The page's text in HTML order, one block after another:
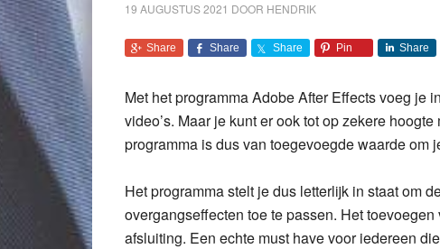
19 AUGUSTUS 2021 DOOR HENDRIK
Share Share Share Pin Share
Met het programma Adobe After Effects voeg je
video’s. Maar je kunt er ook tot op zekere
programma is dus van toegevoegde waarde om
Het programma stelt je dus letterlijk in staat om
overgangseffecten toe te passen. Het
afsluiting. Een echte must have voor iedereen